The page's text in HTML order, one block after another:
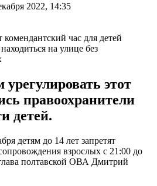
2022, 14:35
на улице без
этот
правоохранители
детей.
детям до 14 лет запретят
взрослых с 21:00 до
полтавской ОВА Дмитрий